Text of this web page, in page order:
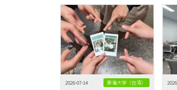
2026-07-14 東海大学（台湾）